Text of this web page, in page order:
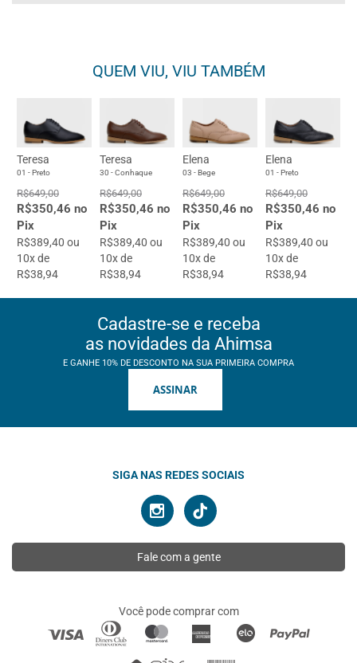
QUEM VIU, VIU TAMBÉM
Teresa
01 - Preto
R$649,00
R$350,46 no
Pix
R$389,40 ou
10x de
R$38,94
Teresa
30 - Conhaque
R$649,00
R$350,46 no
Pix
R$389,40 ou
10x de
R$38,94
Elena
03 - Bege
R$649,00
R$350,46 no
Pix
R$389,40 ou
10x de
R$38,94
Elena
01 - Preto
R$649,00
R$350,46 no
Pix
R$389,40 ou
10x de
R$38,94
Cadastre-se e receba
as novidades da Ahimsa
E GANHE 10% DE DESCONTO NA SUA PRIMEIRA COMPRA
ASSINAR
SIGA NAS REDES SOCIAIS
Fale com a gente
Você pode comprar com